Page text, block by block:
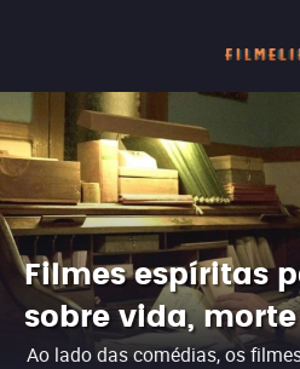
Filmes espíritas
sobre vida,
Ao lado das comédias, os